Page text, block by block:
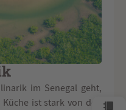
im Senegal geht,
ist stark von den